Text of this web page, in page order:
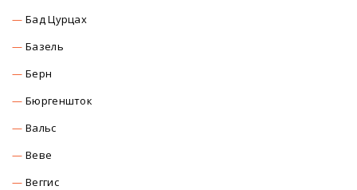
Бад Цурцах
Базель
Берн
Бюргеншток
Вальс
Веве
Веггис